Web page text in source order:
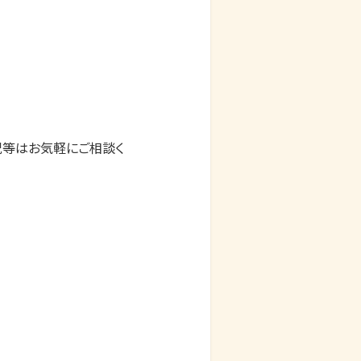
はお気軽にご相談く